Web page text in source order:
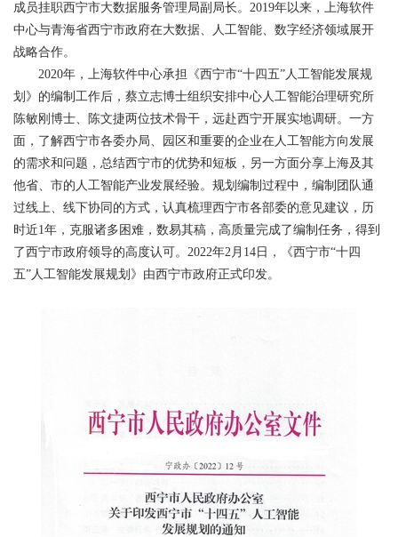
成员挂职西宁市大数据服务管理局副局长。2019年以来，上海软件
中心与青海省西宁市政府在大数据、人工智能、数字经济领域展开
战略合作。
2020年，上海软件中心承担《西宁市“十四五”人工智能发展规
划》的编制工作后，蔡立志博士组织安排中心人工智能治理研究所
陈敏刚博士、陈文捷两位技术骨干，远赴西宁开展实地调研。一方
面，了解西宁市各委办局、园区和重要的企业在人工智能方向发展
的需求和问题，总结西宁市的优势和短板，另一方面分享上海及其
他省、市的人工智能产业发展经验。规划编制过程中，编制团队通
过线上、线下协同的方式，认真梳理西宁市各部委的意见建议，历
时近1年，克服诸多困难，数易其稿，高质量完成了编制任务，得到
了西宁市政府领导的高度认可。2022年2月14日，《西宁市“十四
五”人工智能发展规划》由西宁市政府正式印发。